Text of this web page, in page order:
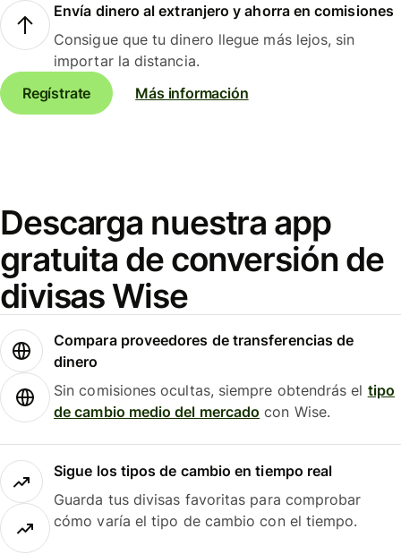
Envía dinero al extranjero y ahorra en comisiones
Consigue que tu dinero llegue más lejos, sin
importar la distancia.
Regístrate
Más información
Descarga nuestra app
gratuita de conversión de
divisas Wise
Compara proveedores de transferencias de
dinero
Sin comisiones ocultas, siempre obtendrás el tipo
de cambio medio del mercado con Wise.
Sigue los tipos de cambio en tiempo real
Guarda tus divisas favoritas para comprobar
cómo varía el tipo de cambio con el tiempo.